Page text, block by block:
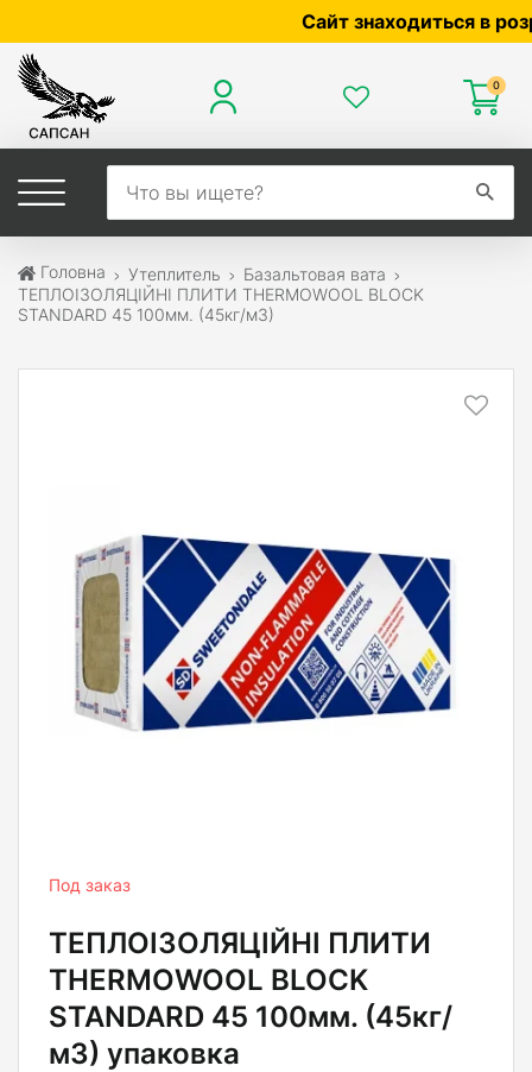
Сайт знаходиться в
0
Головна Утеплитель
Базальтовая вата
ТЕПЛОІЗОЛЯЦІЙНІ ПЛИТИ THERMOWOOL BLOCK
STANDARD 45 100мм. (45кг/м3)
Под заказ
ТЕПЛОІЗОЛЯЦІЙНІ ПЛИТИ
THERMOWOOL BLOCK
STANDARD 45 100мм. (45кг/
м3) упаковка